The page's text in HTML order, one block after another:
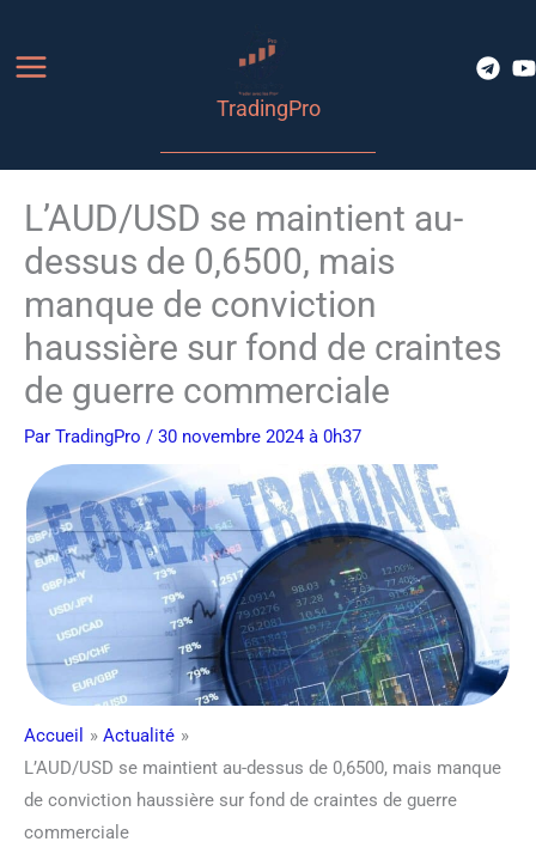
contenu
TradingPro
L’AUD/USD se maintient au-
dessus de 0,6500, mais
manque de conviction
haussière sur fond de craintes
de guerre commerciale
Par TradingPro / 30 novembre 2024 à 0h37
Accueil
Actualité
L’AUD/USD se maintient au-dessus de 0,6500, mais manque
de conviction haussière sur fond de craintes de guerre
commerciale